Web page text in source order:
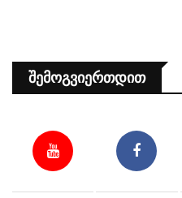
Შემოგვიერთდით